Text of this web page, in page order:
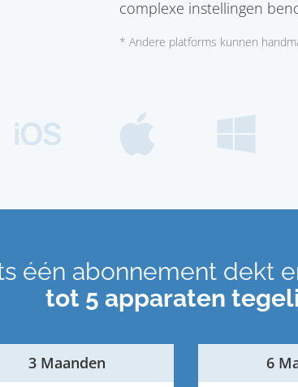
complexe instellingen
* Andere platforms kunnen
één abonnement dekt
tot 5 apparaten
3 Maanden 6